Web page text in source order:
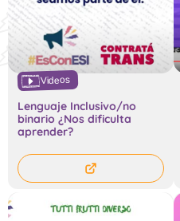
Videos
Lenguaje Inclusivo/no
binario ¿Nos dificulta
aprender?